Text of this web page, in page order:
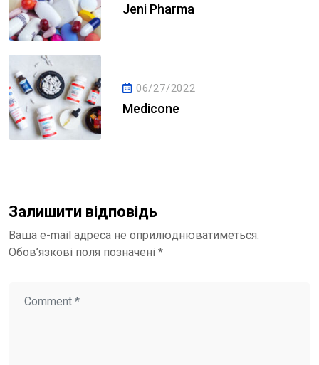
Jeni Pharma
06/27/2022
Medicone
Залишити відповідь
Ваша e-mail адреса не оприлюднюватиметься.
Обов’язкові поля позначені *